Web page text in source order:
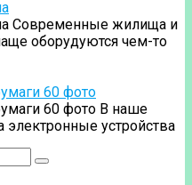
Современные жилища и
оборудуются чем-то
60 фото
60 фото В наше
электронные устройства